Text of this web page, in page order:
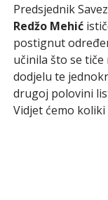
Predsjednik
Redžo Mehić
postignut
učinila što se
dodjelu te
drugoj polovini
Vidjet ćemo koliki